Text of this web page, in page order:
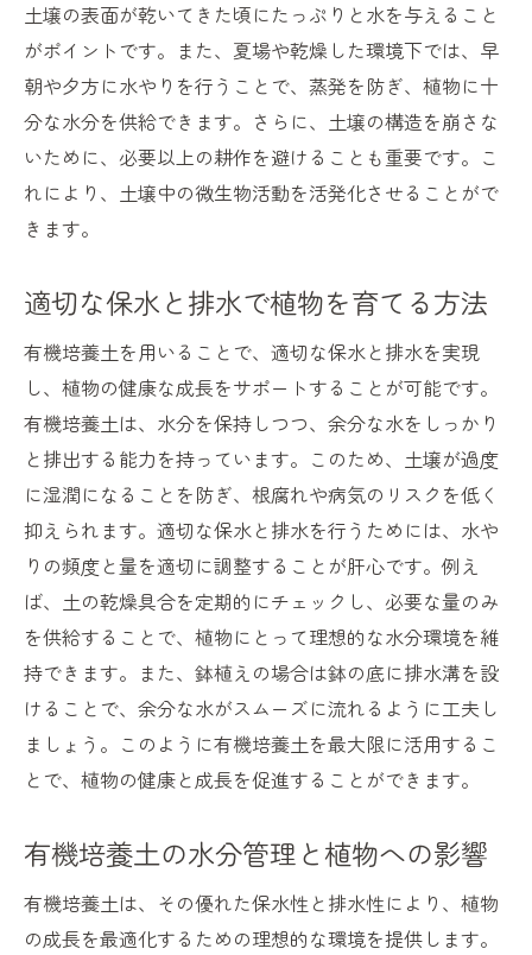
土壌の表面が乾いてきた頃にたっぷりと水を与えること
がポイントです。また、夏場や乾燥した環境下では、早
朝や夕方に水やりを行うことで、蒸発を防ぎ、植物に十
分な水分を供給できます。さらに、土壌の構造を崩さな
いために、必要以上の耕作を避けることも重要です。こ
れにより、土壌中の微生物活動を活発化させることがで
きます。
適切な保水と排水で植物を育てる方法
有機培養土を用いることで、適切な保水と排水を実現
し、植物の健康な成長をサポートすることが可能です。
有機培養土は、水分を保持しつつ、余分な水をしっかり
と排出する能力を持っています。このため、土壌が過度
に湿潤になることを防ぎ、根腐れや病気のリスクを低く
抑えられます。適切な保水と排水を行うためには、水や
りの頻度と量を適切に調整することが肝心です。例え
ば、土の乾燥具合を定期的にチェックし、必要な量のみ
を供給することで、植物にとって理想的な水分環境を維
持できます。また、鉢植えの場合は鉢の底に排水溝を設
けることで、余分な水がスムーズに流れるように工夫し
ましょう。このように有機培養土を最大限に活用するこ
とで、植物の健康と成長を促進することができます。
有機培養土の水分管理と植物への影響
有機培養土は、その優れた保水性と排水性により、植物
の成長を最適化するための理想的な環境を提供します。